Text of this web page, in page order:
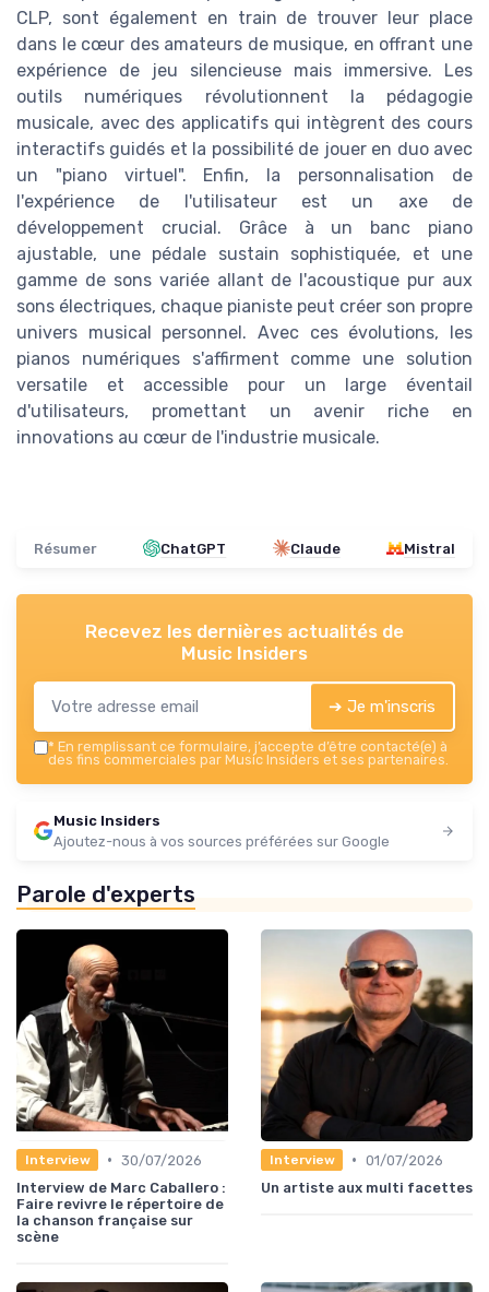
CLP, sont également en train de trouver leur place
dans le cœur des amateurs de musique, en offrant une
expérience de jeu silencieuse mais immersive. Les
outils numériques révolutionnent la pédagogie
musicale, avec des applicatifs qui intègrent des cours
interactifs guidés et la possibilité de jouer en duo avec
un "piano virtuel". Enfin, la personnalisation de
l'expérience de l'utilisateur est un axe de
développement crucial. Grâce à un banc piano
ajustable, une pédale sustain sophistiquée, et une
gamme de sons variée allant de l'acoustique pur aux
sons électriques, chaque pianiste peut créer son propre
univers musical personnel. Avec ces évolutions, les
pianos numériques s'affirment comme une solution
versatile et accessible pour un large éventail
d'utilisateurs, promettant un avenir riche en
innovations au cœur de l'industrie musicale.
Résumer ChatGPT Claude Mistral
Recevez les dernières actualités de
Music Insiders
➔ Je m'inscris
* En remplissant ce formulaire, j’accepte d’être contacté(e) à
des fins commerciales par Music Insiders et ses partenaires.
Music Insiders
Ajoutez-nous à vos sources préférées sur Google
Parole d'experts
Interview • 30/07/2026
Interview de Marc Caballero :
Faire revivre le répertoire de
la chanson française sur
scène
Interview • 01/07/2026
Un artiste aux multi facettes